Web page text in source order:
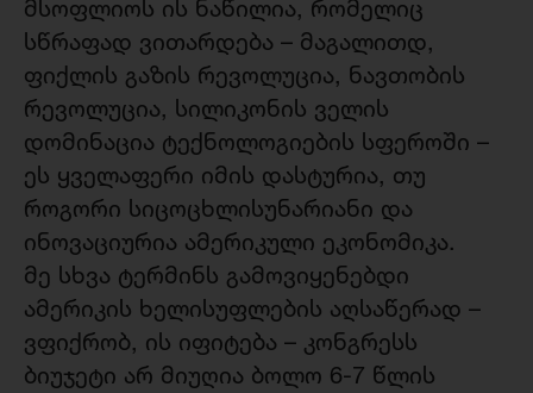
მსოფლიოს ის ნაწილია, რომელიც
სწრაფად ვითარდება – მაგალითდ,
ფიქლის გაზის რევოლუცია, ნავთობის
რევოლუცია, სილიკონის ველის
დომინაცია ტექნოლოგიების სფეროში –
ეს ყველაფერი იმის დასტურია, თუ
როგორი სიცოცხლისუნარიანი და
ინოვაციურია ამერიკული ეკონომიკა.
მე სხვა ტერმინს გამოვიყენებდი
ამერიკის ხელისუფლების აღსაწერად –
ვფიქრობ, ის იფიტება – კონგრესს
ბიუჯეტი არ მიუღია ბოლო 6-7 წლის